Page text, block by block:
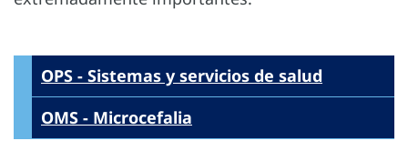
OPS - Sistemas y servicios de salud
OMS - Microcefalia